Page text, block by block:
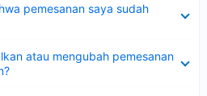
pemesanan saya sudah
atau mengubah pemesanan